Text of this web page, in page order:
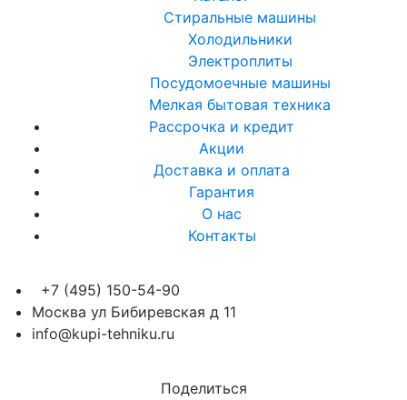
Стиральные машины
Холодильники
Электроплиты
Посудомоечные машины
Мелкая бытовая техника
Рассрочка и кредит
Акции
Доставка и оплата
Гарантия
О нас
Контакты
+7 (495) 150-54-90
Москва ул Бибиревская д 11
info@kupi-tehniku.ru
Поделиться